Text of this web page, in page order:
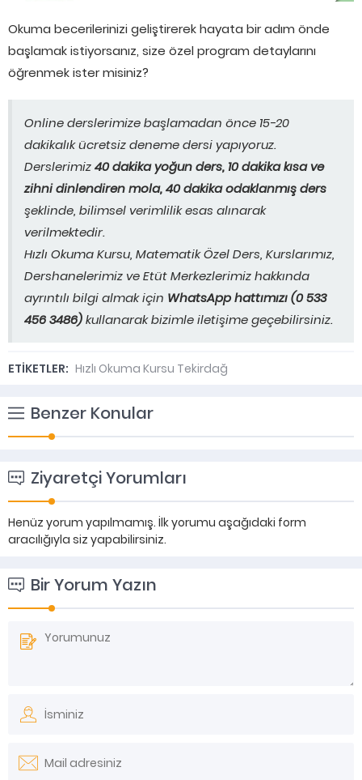
Okuma becerilerinizi geliştirerek hayata bir adım önde
başlamak istiyorsanız, size özel program detaylarını
öğrenmek ister misiniz?
Online derslerimize başlamadan önce 15-20
dakikalık ücretsiz deneme dersi yapıyoruz.
Derslerimiz40 dakika yoğun ders, 10 dakika kısa ve
zihni dinlendiren mola, 40 dakika odaklanmış ders
şeklinde, bilimsel verimlilik esas alınarak
verilmektedir.
Hızlı Okuma Kursu, Matematik Özel Ders, Kurslarımız,
Dershanelerimiz ve Etüt Merkezlerimiz hakkında
ayrıntılı bilgi almak için WhatsApp hattımızı (0 533
456 3486)kullanarak bizimle iletişime geçebilirsiniz.
ETİKETLER: Hızlı Okuma Kursu Tekirdağ
Benzer Konular
Ziyaretçi Yorumları
Henüz yorum yapılmamış. İlk yorumu aşağıdaki form
aracılığıyla siz yapabilirsiniz.
Bir Yorum Yazın